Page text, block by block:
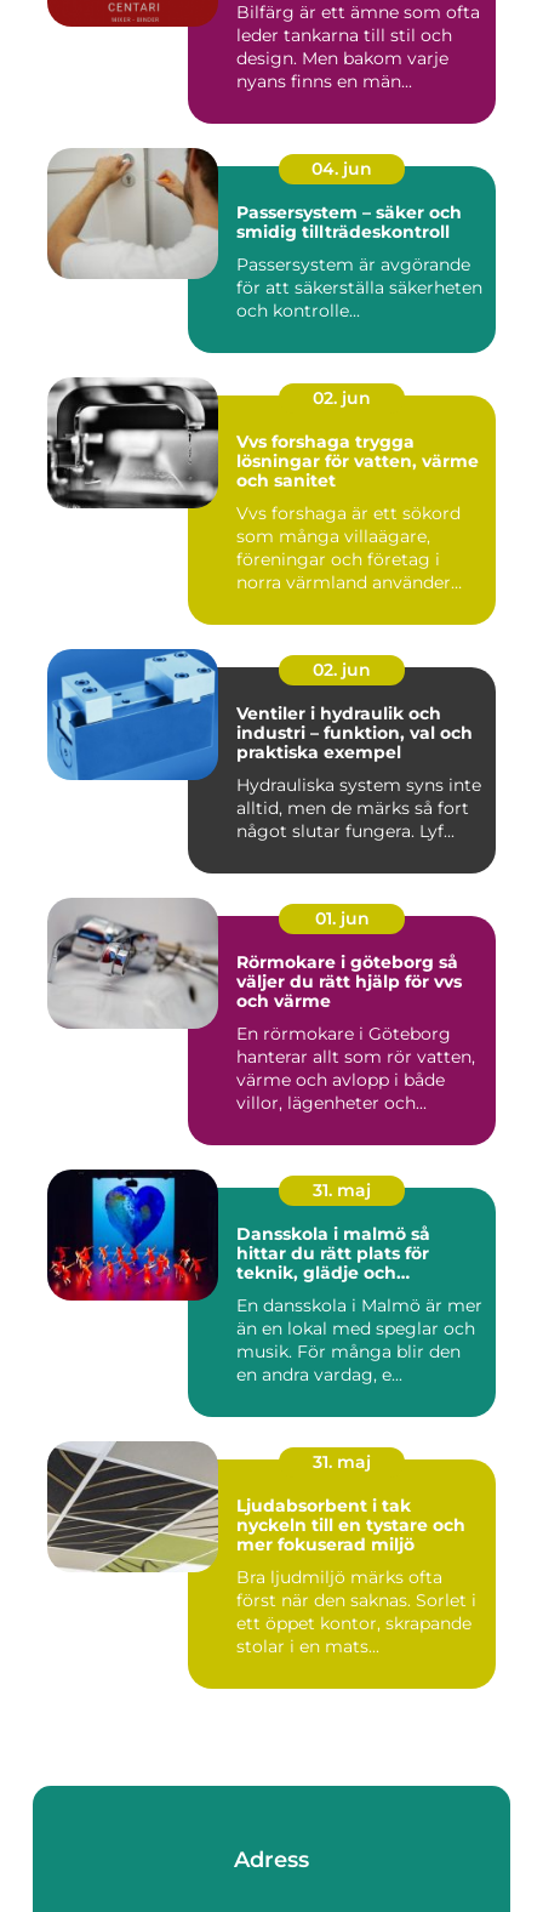
Bilfärg är ett ämne som ofta
leder tankarna till stil och
design. Men bakom varje
nyans finns en män...
04. jun
Passersystem – säker och
smidig tillträdeskontroll
Passersystem är avgörande
för att säkerställa säkerheten
och kontrolle...
02. jun
Vvs forshaga trygga
lösningar för vatten, värme
och sanitet
Vvs forshaga är ett sökord
som många villaägare,
föreningar och företag i
norra värmland använder
02. jun
Ventiler i hydraulik och
industri – funktion, val och
praktiska exempel
Hydrauliska system syns inte
alltid, men de märks så fort
något slutar fungera. Lyf...
01. jun
Rörmokare i göteborg så
väljer du rätt hjälp för vvs
och värme
En rörmokare i Göteborg
hanterar allt som rör vatten,
värme och avlopp i både
villor, lägenheter och...
31. maj
Dansskola i malmö så
hittar du rätt plats för
teknik, glädje och
En dansskola i Malmö är mer
än en lokal med speglar och
musik. För många blir den
en andra vardag, e...
31. maj
Ljudabsorbent i tak
nyckeln till en tystare och
mer fokuserad miljö
Bra ljudmiljö märks ofta
först när den saknas. Sorlet i
ett öppet kontor, skrapande
stolar i en mats...
Adress